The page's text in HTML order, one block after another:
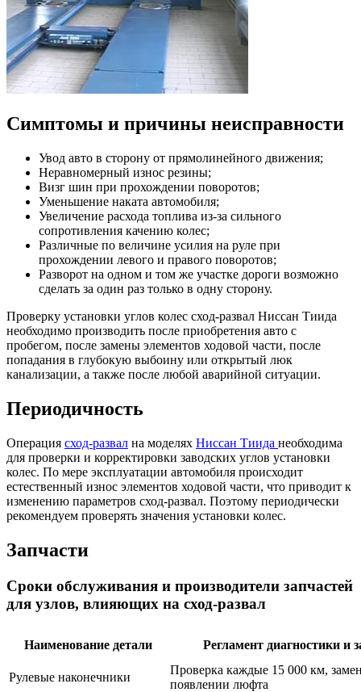
Симптомы и причины неисправности
Увод авто в сторону от прямолинейного движения;
Неравномерный износ резины;
Визг шин при прохождении поворотов;
Уменьшение наката автомобиля;
Увеличение расхода топлива из-за сильного
сопротивления качению колес;
Различные по величине усилия на руле при
прохождении левого и правого поворотов;
Разворот на одном и том же участке дороги возможно
сделать за один раз только в одну сторону.
Проверку установки углов колес сход-развал Ниссан Тиида
необходимо производить после приобретения авто с
пробегом, после замены элементов ходовой части, после
попадания в глубокую выбоину или открытый люк
канализации, а также после любой аварийной ситуации.
Периодичность
Операция сход-развал на моделях Ниссан Тиида необходима
для проверки и корректировки заводских углов установки
колес. По мере эксплуатации автомобиля происходит
естественный износ элементов ходовой части, что приводит к
изменению параметров сход-развал. Поэтому периодически
рекомендуем проверять значения установки колес.
Запчасти
Сроки обслуживания и производители запчастей
для узлов, влияющих на сход-развал
Наименование детали Регламент диагностики и
Рулевые наконечники
Проверка каждые 15 000 км,
появлении люфта